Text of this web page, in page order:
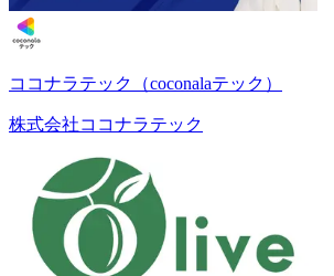
ココナラテック（coconalaテック）
株式会社ココナラテック